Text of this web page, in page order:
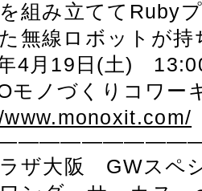
組み立ててRuby
無線ロボットが持
4月19日(土)
モノづくりコワー
ザ大阪 GWスペ